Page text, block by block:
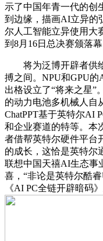
示了中国年青一代的创
到边缘，描画AI立异的
尔人工智能立异使用大
到8月16日总决赛颁落
将为泛博开辟者供给
搏之间。NPU和GPU
出格设立了“将来之星”
的动力电池多机械人自
ChatPPT基于英特尔AI
和企业赛道的特等。本
者借帮英特尔硬件平台
的成长，这恰是英特尔
联想中国天禧AI生态事
喜，“非论是英特尔酷
《AI PC全链开辟暗码